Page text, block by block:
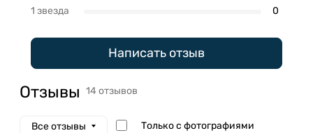
1 звезда
0
Написать отзыв
Отзывы 14 отзывов
Все отзывы Только с фотографиями